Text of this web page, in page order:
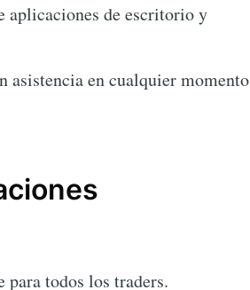
aplicaciones de escritorio y
asistencia en cualquier momento
para todos los traders.